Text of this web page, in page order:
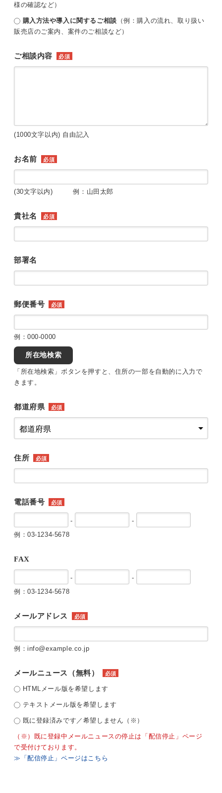
様の確認など）
購入方法や導入に関するご相談 （例：購入の流れ、取り扱い
販売店のご案内、案件のご相談など）
ご相談内容 必須
(1000文字以内) 自由記入
お名前 必須
(30文字以内) 例：山田太郎
貴社名 必須
部署名
郵便番号 必須
例：000-0000
所在地検索
「所在地検索」ボタンを押すと、住所の一部を自動的に入力で
きます。
都道府県 必須
住所 必須
電話番号 必須
-
-
例：03-1234-5678
FAX
-
-
例：03-1234-5678
メールアドレス 必須
例：info@example.co.jp
メールニュース（無料） 必須
HTMLメール版を希望します
テキストメール版を希望します
既に登録済みです／希望しません（※）
（※）既に登録中メールニュースの停止は「配信停止」ページ
で受付けております。
≫「配信停止」ページはこちら